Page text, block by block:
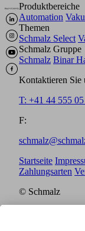
Produktbereiche
Automation
Themen
Schmalz Select
Schmalz Gruppe
Schmalz Binar
Kontaktieren Sie
T: +41 44 555
F:
Startseite
Zahlungsarten
© Schmalz